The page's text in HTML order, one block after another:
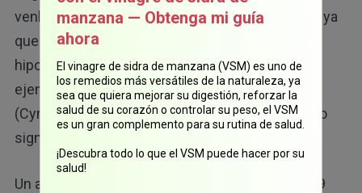
venlafaxina (Effexor) fueron las más peligrosas, ya
que se relacionaron con mayores tasas de
hiponatremia que otros antidepresivos. Por
ejemplo, la sertralina (Zoloft) y la duloxetina
(Cymbalta) representaron riesgos menores, pero
significativos.
Un análisis independiente que involucró a 17 439
manzana — Obtenga mi guía
ahora
El vinagre de sidra de manzana (VSM) es uno de
los remedios más versátiles de la naturaleza, ya
sea que quiera mejorar su digestión, reforzar la
salud de su corazón o controlar su peso, el VSM
es un gran complemento para su rutina de salud.
¡Descubra todo lo que el VSM puede hacer por su
salud!